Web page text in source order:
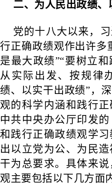
二、为人民出政绩、
党的十八大以来，
行正确政绩观作出许多
是最大政绩”“要树立
从实际出发、按规律
绩、以实干出政绩”，
观的科学内涵和践行正
中共中央办公厅印发
和践行正确政绩观学
出以立党为公、为民
干为总要求。具体来
观主要包括以下几方面